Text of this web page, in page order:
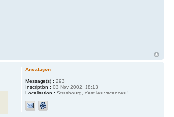
Ancalagon
Message(s) : 293
Inscription : 03 Nov 2002, 18:13
Localisation : Strasbourg, c'est les vacances !